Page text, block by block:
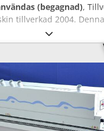
(begagnad),
tillverkad 2004. Denna
inställning av enheterna
för både tunna och
för kanttjocklekar från
från 8 till 50 mm.
såsom en
och
BRANDT KDF 560 som